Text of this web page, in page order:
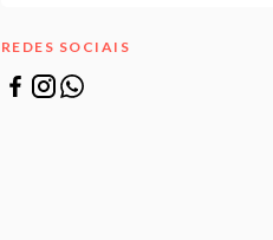
REDES SOCIAIS